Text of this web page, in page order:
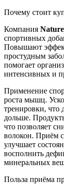
Почему стоит
Компания
спортивных
Повышают
простудным
помогает
интенсивных и
Применение
роста мышц.
тренировки, что
дольше.
что позволяет
волокон. Приём
улучшает
восполнить
минеральных
Польза приёма